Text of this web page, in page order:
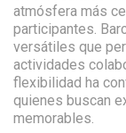
atmósfera más
participantes.
versátiles que
actividades
flexibilidad ha
quienes buscan
memorables.